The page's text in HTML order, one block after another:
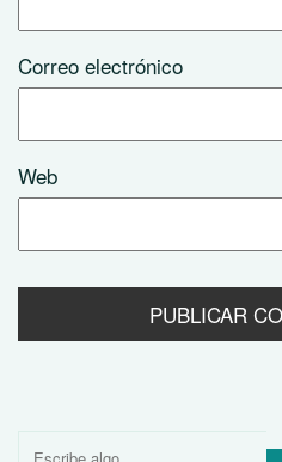
Correo electrónico
Web
Buscar